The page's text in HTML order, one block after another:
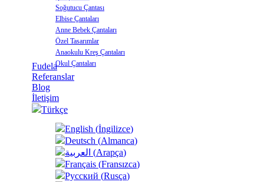
Soğutucu Çantası
Elbise Çantaları
Anne Bebek Çantaları
Özel Tasarımlar
Anaokulu Kreş Çantaları
Okul Çantaları
Fudela
Referanslar
Blog
İletişim
Türkçe
English (İngilizce)
Deutsch (Almanca)
العربية (Arapça)
Français (Fransızca)
Русский (Rusça)